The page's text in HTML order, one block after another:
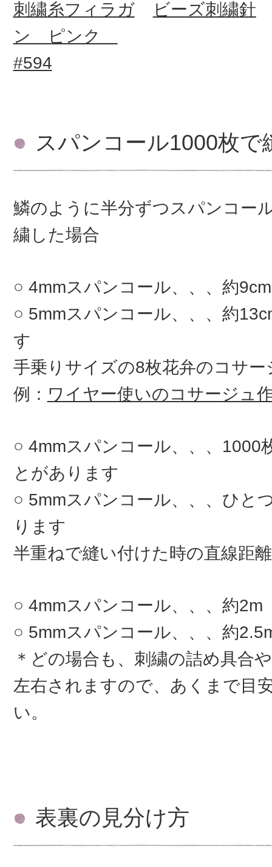
刺繍糸フィラガ
ン ピンク
#594
ビーズ刺繍針
スパンコール1000枚で
鱗のように半分ずつスパンコー
繍した場合
4mmスパンコール、、、約
5mmスパンコール、、、約
す
手乗りサイズの8枚花弁のコサ
例： ワイヤー使いのコサージュ
4mmスパンコール、、、1000
とがあります
5mmスパンコール、、、ひと
ります
半重ねで縫い付けた時の直線距離
4mmスパンコール、、、約2m
5mmスパンコール、、、約
＊どの場合も、刺繍の詰め具合
左右されますので、あくまで目
い。
表裏の見分け方